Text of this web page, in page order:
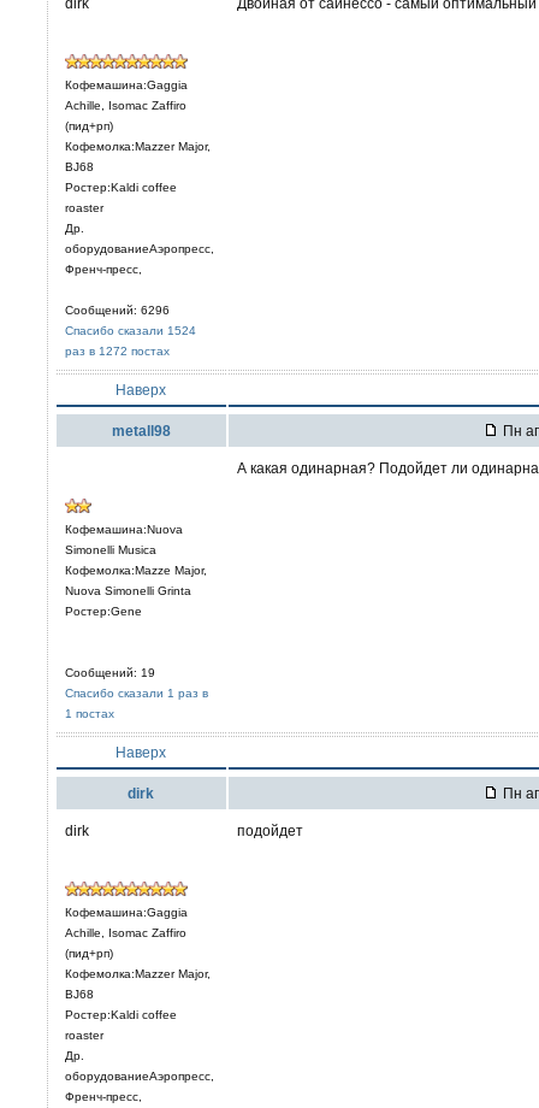
Кофемашина:Gaggia
Achille, Isomac Zaffiro
(пид+рп)
Кофемолка:Mazzer Major,
BJ68
Ростер:Kaldi coffee
roaster
Др.
оборудованиеАэропресс,
Френч-пресс,
Сообщений: 6296
Спасибо сказали 1524
раз в 1272 постах
Наверх
metall98 Пн
Кофемашина:Nuova
Simonelli Musica
Кофемолка:Mazze Major,
Nuova Simonelli Grinta
Ростер:Gene
Сообщений: 19
Спасибо сказали 1 раз в
1 постах
А какая одинарная? Подойдет ли
Наверх
dirk Пн
dirk
Кофемашина:Gaggia
Achille, Isomac Zaffiro
(пид+рп)
Кофемолка:Mazzer Major,
BJ68
Ростер:Kaldi coffee
roaster
Др.
оборудованиеАэропресс,
Френч-пресс,
подойдет